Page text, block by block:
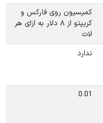
کمیسیون روی فارکس و
کریپتو از ۸ دلار به ازای هر
لات
ندارد
0.01